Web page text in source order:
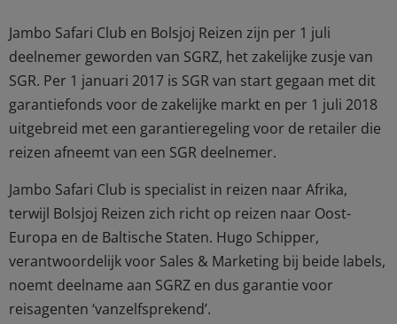
Jambo Safari Club en Bolsjoj Reizen zijn per 1 juli
deelnemer geworden van SGRZ, het zakelijke zusje van
SGR. Per 1 januari 2017 is SGR van start gegaan met dit
garantiefonds voor de zakelijke markt en per 1 juli 2018
uitgebreid met een garantieregeling voor de retailer die
reizen afneemt van een SGR deelnemer.
Jambo Safari Club is specialist in reizen naar Afrika,
terwijl Bolsjoj Reizen zich richt op reizen naar Oost-
Europa en de Baltische Staten. Hugo Schipper,
verantwoordelijk voor Sales & Marketing bij beide labels,
noemt deelname aan SGRZ en dus garantie voor
reisagenten ‘vanzelfsprekend’.